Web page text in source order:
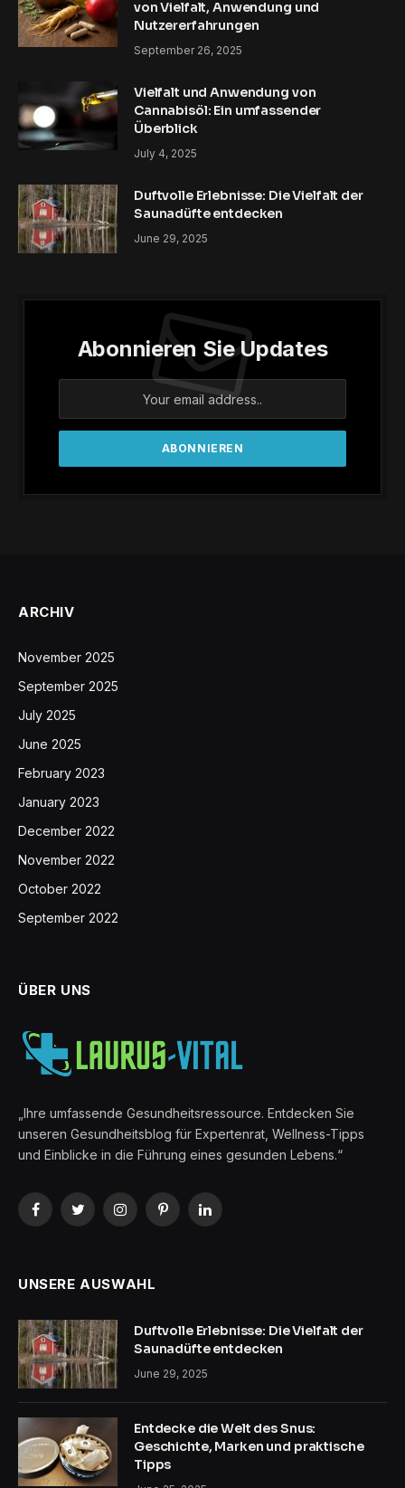
von Vielfalt, Anwendung und
Nutzererfahrungen
September 26, 2025
Vielfalt und Anwendung von
Cannabisöl: Ein umfassender
Überblick
July 4, 2025
Duftvolle Erlebnisse: Die Vielfalt der
Saunadüfte entdecken
June 29, 2025
Abonnieren Sie Updates
ARCHIV
November 2025
September 2025
July 2025
June 2025
February 2023
January 2023
December 2022
November 2022
October 2022
September 2022
ÜBER UNS
„Ihre umfassende Gesundheitsressource. Entdecken Sie
unseren Gesundheitsblog für Expertenrat, Wellness-Tipps
und Einblicke in die Führung eines gesunden Lebens.“
FacebookTwitterInstagramPinterestLinkedIn
UNSERE AUSWAHL
Duftvolle Erlebnisse: Die Vielfalt der
Saunadüfte entdecken
June 29, 2025
Entdecke die Welt des Snus:
Geschichte, Marken und praktische
Tipps